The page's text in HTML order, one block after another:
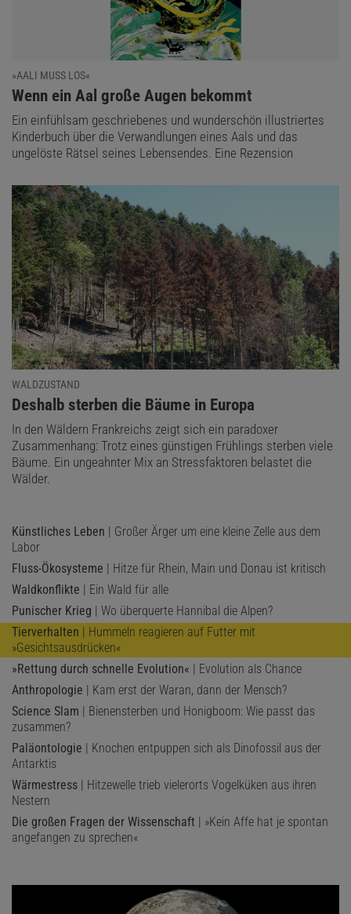
»AALI MUSS LOS«
:
Wenn ein Aal große Augen bekommt
Ein einfühlsam geschriebenes und wunderschön illustriertes
Kinderbuch über die Verwandlungen eines Aals und das
ungelöste Rätsel seines Lebensendes. Eine Rezension
WALDZUSTAND
:
Deshalb sterben die Bäume in Europa
In den Wäldern Frankreichs zeigt sich ein paradoxer
Zusammenhang: Trotz eines günstigen Frühlings sterben viele
Bäume. Ein ungeahnter Mix an Stressfaktoren belastet die
Wälder.
Künstliches Leben | Großer Ärger um eine kleine Zelle aus dem
Labor
Fluss-Ökosysteme | Hitze für Rhein, Main und Donau ist kritisch
Waldkonflikte | Ein Wald für alle
Punischer Krieg | Wo überquerte Hannibal die Alpen?
Tierverhalten | Hummeln reagieren auf Futter mit
»Gesichtsausdrücken«
»Rettung durch schnelle Evolution« | Evolution als Chance
Anthropologie | Kam erst der Waran, dann der Mensch?
Science Slam | Bienensterben und Honigboom: Wie passt das
zusammen?
Paläontologie | Knochen entpuppen sich als Dinofossil aus der
Antarktis
Wärmestress | Hitzewelle trieb vielerorts Vogelküken aus ihren
Nestern
Die großen Fragen der Wissenschaft | »Kein Affe hat je spontan
angefangen zu sprechen«